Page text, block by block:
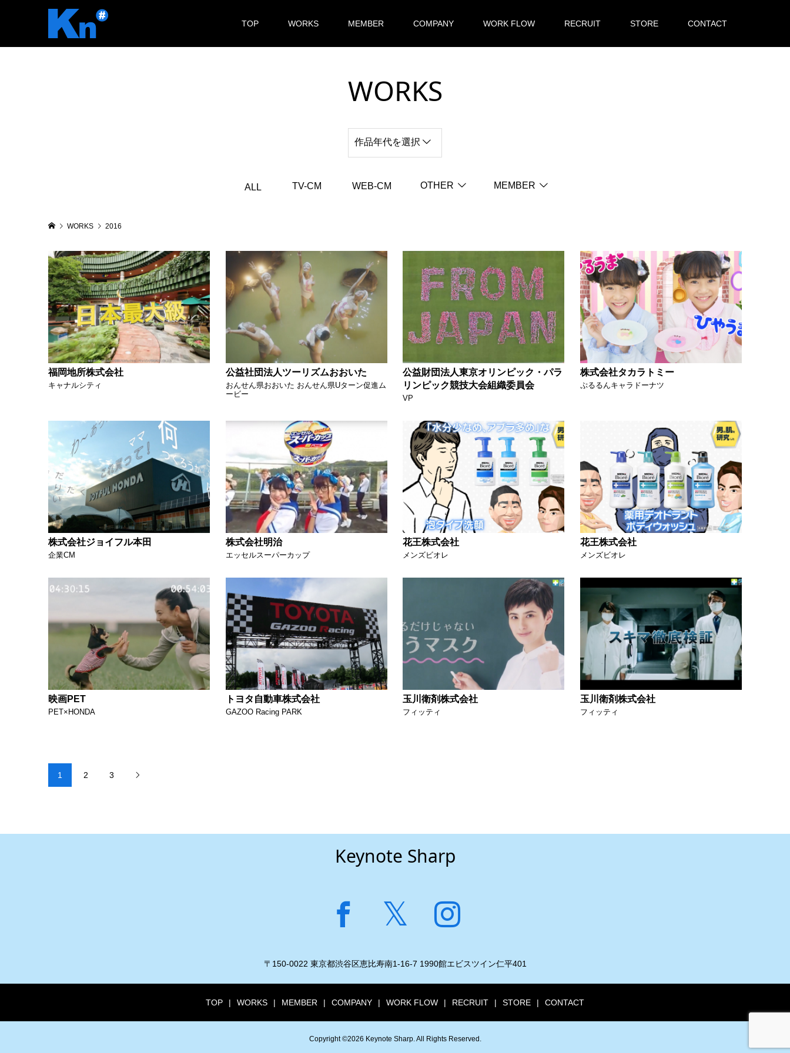
TOP WORKS MEMBER COMPANY WORK FLOW RECRUIT STORE CONTACT
WORKS
作品年代を選択
ALL TV-CM WEB-CM OTHER MEMBER
WORKS 2016
福岡地所株式会社
キャナルシティ
公益社団法人ツーリズムおおいた
おんせん県おおいた おんせん県Uターン促進ム
ービー
公益財団法人東京オリンピック・パラ
リンピック競技大会組織委員会
VP
株式会社タカラトミー
ぷるるんキャラドーナツ
株式会社ジョイフル本田
企業CM
株式会社明治
エッセルスーパーカップ
花王株式会社
メンズビオレ
花王株式会社
メンズビオレ
映画PET
PET×HONDA
トヨタ自動車株式会社
GAZOO Racing PARK
玉川衛剤株式会社
フィッティ
玉川衛剤株式会社
フィッティ
1 2 3 
Keynote Sharp
〒150-0022 東京都渋谷区恵比寿南1-16-7 1990館エビスツイン仁平401
TOP WORKS MEMBER COMPANY WORK FLOW RECRUIT STORE CONTACT
Copyright ©2026 Keynote Sharp. All Rights Reserved.